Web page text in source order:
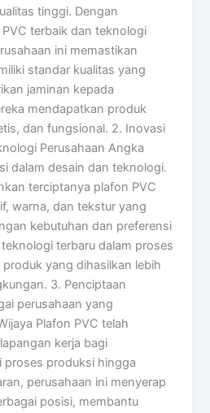
tinggi. Dengan
terbaik dan teknologi
ini memastikan
standar kualitas yang
jaminan kepada
mendapatkan produk
dan fungsional. 2. Inovasi
Perusahaan Angka
dalam desain dan teknologi.
terciptanya plafon PVC
warna, dan tekstur yang
kebutuhan dan preferensi
terbaru dalam proses
yang dihasilkan lebih
3. Penciptaan
perusahaan yang
Plafon PVC telah
kerja bagi
proses produksi hingga
perusahaan ini menyerap
posisi, membantu